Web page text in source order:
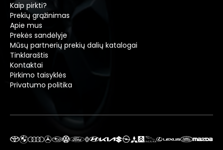
Kaip pirkti?
Prekių grąžinimas
Apie mus
Prekės sandėlyje
Mūsų partnerių prekių dalių katalogai
Tinklaraštis
Kontaktai
Pirkimo taisyklės
Privatumo politika